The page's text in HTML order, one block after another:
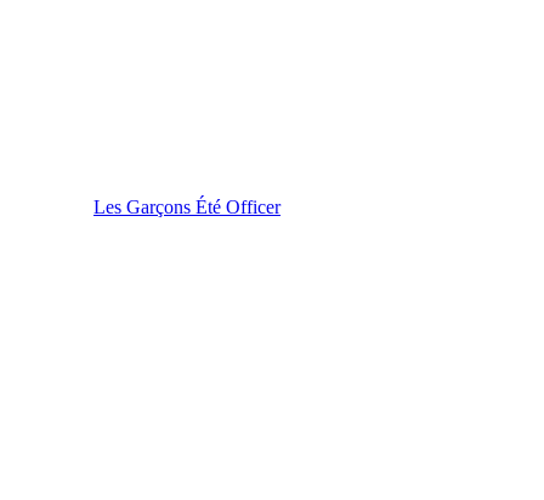
Les Garçons Été Officer